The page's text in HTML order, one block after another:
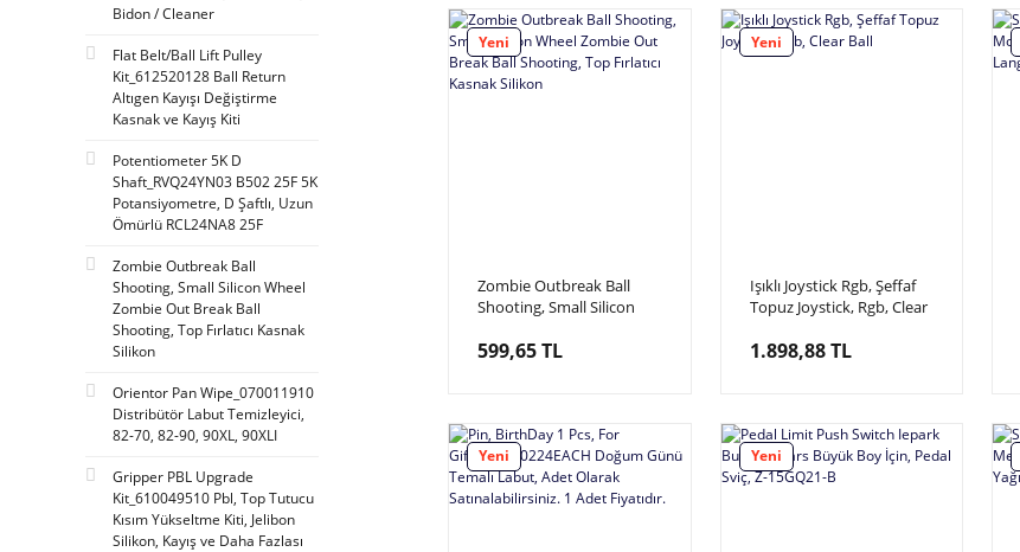
Bidon / Cleaner
Flat Belt/Ball Lift Pulley
Kit_612520128 Ball Return
Altıgen Kayışı Değiştirme
Kasnak ve Kayış Kiti
Potentiometer 5K D
Shaft_RVQ24YN03 B502 25F 5K
Potansiyometre, D Şaftlı, Uzun
Ömürlü RCL24NA8 25F
Zombie Outbreak Ball
Shooting, Small Silicon Wheel
Zombie Out Break Ball
Shooting, Top Fırlatıcı Kasnak
Silikon
Orientor Pan Wipe_070011910
Distribütör Labut Temizleyici,
82-70, 82-90, 90XL, 90XLI
Gripper PBL Upgrade
Kit_610049510 Pbl, Top Tutucu
Kısım Yükseltme Kiti, Jelibon
Silikon, Kayış ve Daha Fazlası
Yeni
Zombie Outbreak Ball
Shooting, Small Silicon
Ball Shooting, Top Fırlatıcı
599,65 TL
Yeni
Işıklı Joystick Rgb, Şeffaf
Topuz Joystick, Rgb, Clear
1.898,88 TL
Yeni Yeni